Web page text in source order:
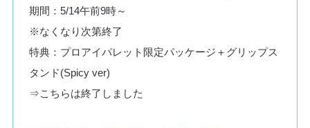
期間：5/14午前9時～
※なくなり次第終了
特典：プロアイパレット限定パッケージ＋グリップス
タンド(Spicy ver)
⇒こちらは終了しました